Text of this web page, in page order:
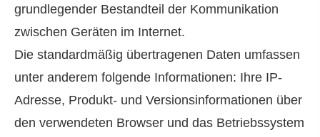
grundlegender Bestandteil der Kommunikation
zwischen Geräten im Internet.
Die standardmäßig übertragenen Daten umfassen
unter anderem folgende Informationen: Ihre IP-
Adresse, Produkt- und Versionsinformationen über
den verwendeten Browser und das Betriebssystem